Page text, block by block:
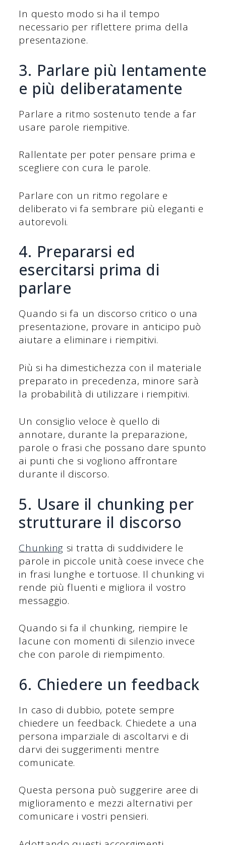
In questo modo si ha il tempo
necessario per riflettere prima della
presentazione.
3. Parlare più lentamente
e più deliberatamente
Parlare a ritmo sostenuto tende a far
usare parole riempitive.
Rallentate per poter pensare prima e
scegliere con cura le parole.
Parlare con un ritmo regolare e
deliberato vi fa sembrare più eleganti e
autorevoli.
4. Prepararsi ed
esercitarsi prima di
parlare
Quando si fa un discorso critico o una
presentazione, provare in anticipo può
aiutare a eliminare i riempitivi.
Più si ha dimestichezza con il materiale
preparato in precedenza, minore sarà
la probabilità di utilizzare i riempitivi.
Un consiglio veloce è quello di
annotare, durante la preparazione,
parole o frasi che possano dare spunto
ai punti che si vogliono affrontare
durante il discorso.
5. Usare il chunking per
strutturare il discorso
Chunking si tratta di suddividere le
parole in piccole unità coese invece che
in frasi lunghe e tortuose. Il chunking vi
rende più fluenti e migliora il vostro
messaggio.
Quando si fa il chunking, riempire le
lacune con momenti di silenzio invece
che con parole di riempimento.
6. Chiedere un feedback
In caso di dubbio, potete sempre
chiedere un feedback. Chiedete a una
persona imparziale di ascoltarvi e di
darvi dei suggerimenti mentre
comunicate.
Questa persona può suggerire aree di
miglioramento e mezzi alternativi per
comunicare i vostri pensieri.